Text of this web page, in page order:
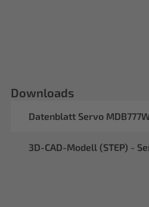
Downloads
Datenblatt Servo
3D-CAD-Modell (STEP) -